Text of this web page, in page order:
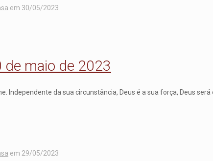
em 30/05/2023
de maio de 2023
Independente da sua circunstância, Deus é a sua força, Deus
em 29/05/2023